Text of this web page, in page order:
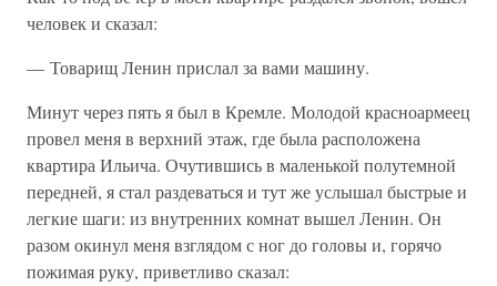
человек и сказал:
— Товарищ Ленин прислал за вами машину.
Минут через пять я был в Кремле. Молодой красноармеец
провел меня в верхний этаж, где была расположена
квартира Ильича. Очутившись в маленькой полутемной
передней, я стал раздеваться и тут же услышал быстрые и
легкие шаги: из внутренних комнат вышел Ленин. Он
разом окинул меня взглядом с ног до головы и, горячо
пожимая руку, приветливо сказал: